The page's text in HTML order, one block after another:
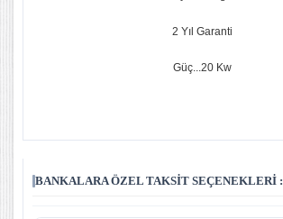
2 Yıl Garanti
Güç...20 Kw
BANKALARA ÖZEL TAKSIT SEÇENEKLERI :